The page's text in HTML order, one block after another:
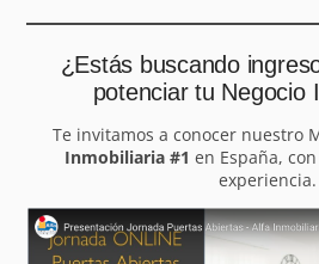
¿Estás buscando
potenciar tu Negocio
Te invitamos a conocer nuestro
Inmobiliaria #1 en España,
experiencia.